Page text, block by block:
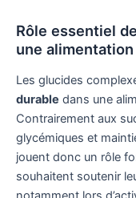
Rôle essentiel
une
Les glucides
durable dans une
Contrairement aux
glycémiques et
jouent donc un rôle
souhaitent soutenir